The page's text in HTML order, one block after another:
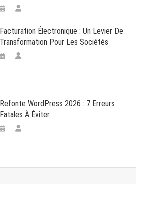
Facturation Électronique : Un Levier De
Transformation Pour Les Sociétés
Refonte WordPress 2026 : 7 Erreurs
Fatales À Éviter